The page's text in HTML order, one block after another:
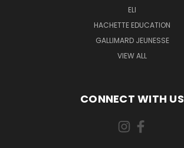
ELI
HACHETTE EDUCATION
GALLIMARD JEUNESSE
VIEW ALL
CONNECT WITH US